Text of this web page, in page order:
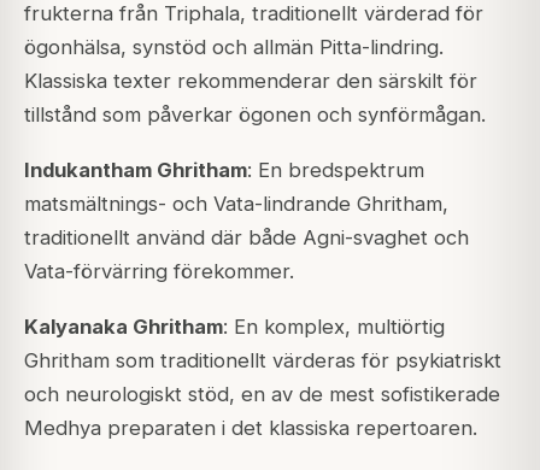
frukterna från Triphala, traditionellt värderad för
ögonhälsa, synstöd och allmän Pitta-lindring.
Klassiska texter rekommenderar den särskilt för
tillstånd som påverkar ögonen och synförmågan.
Indukantham Ghritham: En bredspektrum
matsmältnings- och Vata-lindrande Ghritham,
traditionellt använd där både Agni-svaghet och
Vata-förvärring förekommer.
Kalyanaka Ghritham: En komplex, multiörtig
Ghritham som traditionellt värderas för psykiatriskt
och neurologiskt stöd, en av de mest sofistikerade
Medhya preparaten i det klassiska repertoaren.